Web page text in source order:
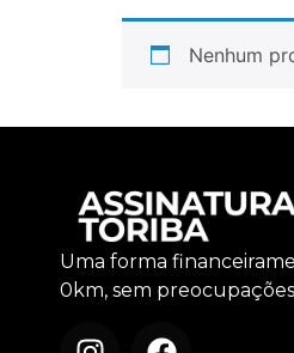
Nenhum
Uma forma
0km, sem